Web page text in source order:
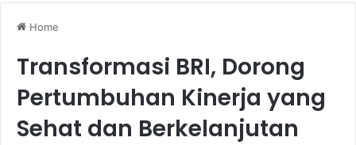
Home
Transformasi BRI, Dorong
Pertumbuhan Kinerja yang
Sehat dan Berkelanjutan